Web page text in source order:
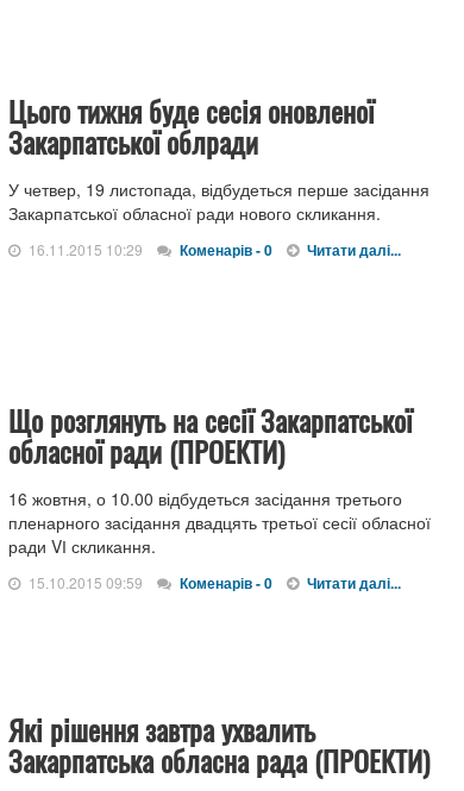
Цього тижня буде сесія оновленої
Закарпатської облради
У четвер, 19 листопада, відбудеться перше засідання
Закарпатської обласної ради нового скликання.
16.11.2015 10:29 Коменарів - 0 Читати далі...
Що розглянуть на сесії Закарпатської
обласної ради (ПРОЕКТИ)
16 жовтня, о 10.00 відбудеться засідання третього
пленарного засідання двадцять третьої сесії обласної
ради VІ скликання.
15.10.2015 09:59 Коменарів - 0 Читати далі...
Які рішення завтра ухвалить
Закарпатська обласна рада (ПРОЕКТИ)